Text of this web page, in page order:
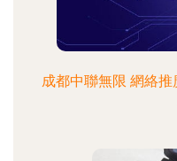
成都中聯無限 網絡